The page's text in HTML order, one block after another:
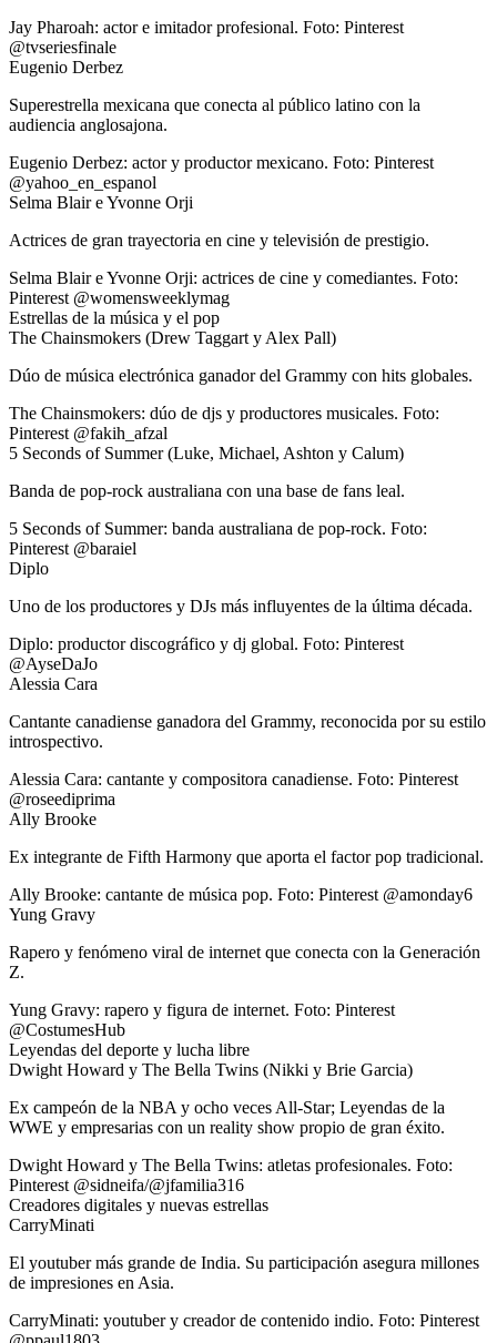
Jay Pharoah: actor e imitador profesional. Foto: Pinterest
@tvseriesfinale
Eugenio Derbez
Superestrella mexicana que conecta al público latino con la
audiencia anglosajona.
Eugenio Derbez: actor y productor mexicano. Foto: Pinterest
@yahoo_en_espanol
Selma Blair e Yvonne Orji
Actrices de gran trayectoria en cine y televisión de prestigio.
Selma Blair e Yvonne Orji: actrices de cine y comediantes. Foto:
Pinterest @womensweeklymag
Estrellas de la música y el pop
The Chainsmokers (Drew Taggart y Alex Pall)
Dúo de música electrónica ganador del Grammy con hits globales.
The Chainsmokers: dúo de djs y productores musicales. Foto:
Pinterest @fakih_afzal
5 Seconds of Summer (Luke, Michael, Ashton y Calum)
Banda de pop-rock australiana con una base de fans leal.
5 Seconds of Summer: banda australiana de pop-rock. Foto:
Pinterest @baraiel
Diplo
Uno de los productores y DJs más influyentes de la última década.
Diplo: productor discográfico y dj global. Foto: Pinterest
@AyseDaJo
Alessia Cara
Cantante canadiense ganadora del Grammy, reconocida por su estilo
introspectivo.
Alessia Cara: cantante y compositora canadiense. Foto: Pinterest
@roseediprima
Ally Brooke
Ex integrante de Fifth Harmony que aporta el factor pop tradicional.
Ally Brooke: cantante de música pop. Foto: Pinterest @amonday6
Yung Gravy
Rapero y fenómeno viral de internet que conecta con la Generación
Z.
Yung Gravy: rapero y figura de internet. Foto: Pinterest
@CostumesHub
Leyendas del deporte y lucha libre
Dwight Howard y The Bella Twins (Nikki y Brie Garcia)
Ex campeón de la NBA y ocho veces All-Star; Leyendas de la
WWE y empresarias con un reality show propio de gran éxito.
Dwight Howard y The Bella Twins: atletas profesionales. Foto:
Pinterest @sidneifa/@jfamilia316
Creadores digitales y nuevas estrellas
CarryMinati
El youtuber más grande de India. Su participación asegura millones
de impresiones en Asia.
CarryMinati: youtuber y creador de contenido indio. Foto: Pinterest